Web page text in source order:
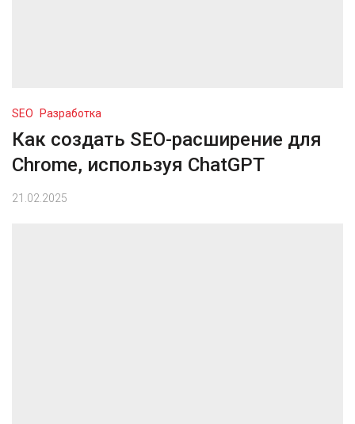
SEO Разработка
Как создать SEO-расширение для
Chrome, используя ChatGPT
21.02.2025